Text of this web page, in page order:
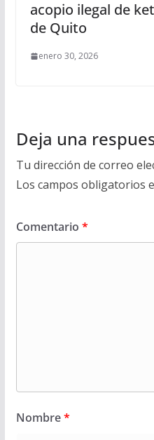
acopio ilegal de
de Quito
enero 30, 2026
Deja una
Tu dirección de correo
Los campos obligatorios
Comentario *
Nombre*